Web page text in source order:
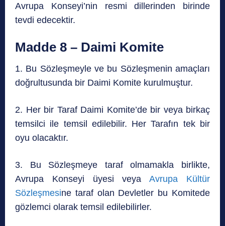
Avrupa Konseyi’nin resmi dillerinden birinde
tevdi edecektir.
Madde 8 – Daimi Komite
1. Bu Sözleşmeyle ve bu Sözleşmenin amaçları
doğrultusunda bir Daimi Komite kurulmuştur.
2. Her bir Taraf Daimi Komite’de bir veya birkaç
temsilci ile temsil edilebilir. Her Tarafın tek bir
oyu olacaktır.
3. Bu Sözleşmeye taraf olmamakla birlikte,
Avrupa Konseyi üyesi veyaAvrupa Kültür
Sözleşmesine taraf olan Devletler bu Komitede
gözlemci olarak temsil edilebilirler.